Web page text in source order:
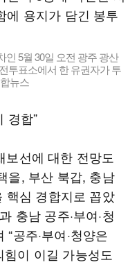
5월 30일 오전 광주 광산
투표소에서 한 유권자가 투
뉴스
경합”
선에 대한 전망도
을, 부산 북갑, 충남
핵심 경합지로 꼽았
충남 공주·부여·청
공주·부여·청양은
이 이길 가능성도